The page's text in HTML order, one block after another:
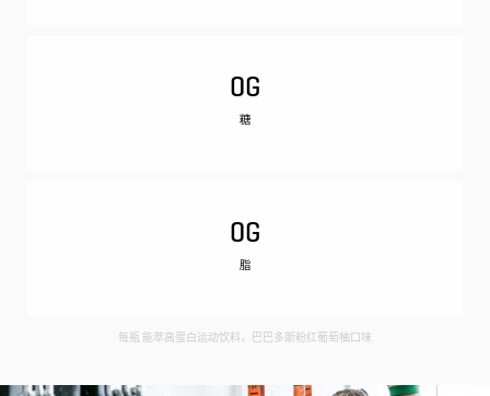
0G
糖
0G
脂
每瓶 能萃高蛋白运动饮料，巴巴多斯粉红葡萄柚口味